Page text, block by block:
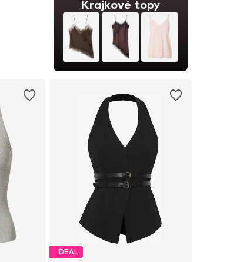
Krajkové topy
DEAL